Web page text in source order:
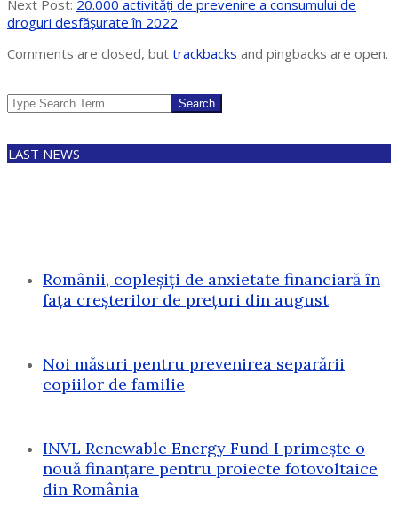
11
Next Post: 20.000 activități de prevenire a consumului de
droguri desfășurate în 2022
Comments are closed, but trackbacks and pingbacks are open.
Search
LAST NEWS
Românii, copleșiți de anxietate financiară în
fața creșterilor de prețuri din august
Noi măsuri pentru prevenirea separării
copiilor de familie
INVL Renewable Energy Fund I primește o
nouă finanțare pentru proiecte fotovoltaice
din România